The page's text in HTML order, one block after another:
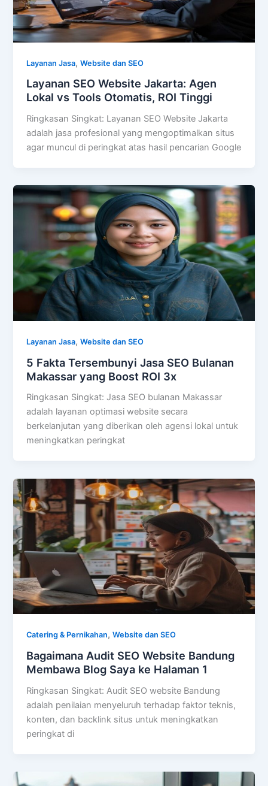
Layanan Jasa,Website dan SEO
Layanan SEO Website Jakarta: Agen
Lokal vs Tools Otomatis, ROI Tinggi
Ringkasan Singkat: Layanan SEO Website Jakarta
adalah jasa profesional yang mengoptimalkan situs
agar muncul di peringkat atas hasil pencarian Google
Layanan Jasa,Website dan SEO
5 Fakta Tersembunyi Jasa SEO Bulanan
Makassar yang Boost ROI 3x
Ringkasan Singkat: Jasa SEO bulanan Makassar
adalah layanan optimasi website secara
berkelanjutan yang diberikan oleh agensi lokal untuk
meningkatkan peringkat
Catering & Pernikahan,Website dan SEO
Bagaimana Audit SEO Website Bandung
Membawa Blog Saya ke Halaman 1
Ringkasan Singkat: Audit SEO website Bandung
adalah penilaian menyeluruh terhadap faktor teknis,
konten, dan backlink situs untuk meningkatkan
peringkat di